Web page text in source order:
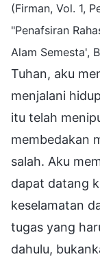
(Firman, Vol. 1,
"Penafsiran
Alam Semesta',
Tuhan, aku
menjalani
itu telah
membedakan
salah. Aku
dapat datang
keselamatan
tugas yang
dahulu,